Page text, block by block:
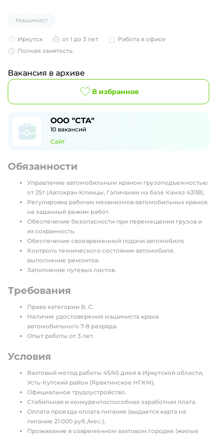
Машинист
Иркутск от 1 до 3 лет
Работа в офисе
Полная занятость
Вакансия в архиве
В избранное
ООО "СТА"
10 вакансий
Сайт
Обязанности
Управление автомобильным краном грузоподъемностью
от 25т (Автокран Клинцы, Галичанин на базе Камаз 43118).
Регулировка рабочих механизмов автомобильных кранов
на заданный режим работ.
Обеспечение безопасности при перемещении грузов и
их сохранность.
Обеспечение своевременной подачи автомобиля.
Контроль технического состояния автомобиля,
выполнение ремонтов.
Заполнение путевых листов.
Требования
Права категории В, С.
Наличие удостоверения машиниста крана
автомобильного 7-8 разряда.
Опыт работы от 3 лет.
Условия
Вахтовый метод работы 45/45 дней в Иркутской области,
Усть-Кутский район (Ярактинское НГКМ).
Официальное трудоустройство.
Стабильная и конкурентоспособная заработная плата.
Оплата проезда оплата питания (выдается карта на
питание 21 000 руб./мес.).
Проживание в современном вахтовом городке (жилые